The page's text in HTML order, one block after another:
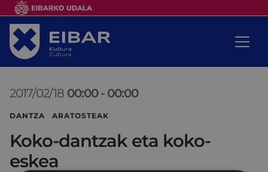
2017/02/18 00:00 - 00:00
DANTZA ARATOSTEAK
Koko-dantzak eta koko-
eskea